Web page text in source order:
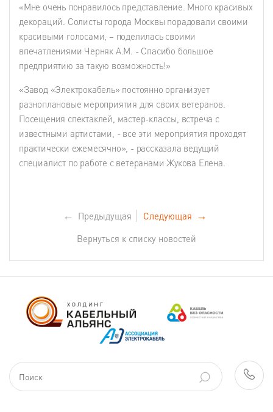
«Мне очень понравилось представление. Много красивых
декораций. Солисты города Москвы порадовали своими
красивыми голосами, – поделилась своими
впечатлениями Черняк А.М. - Спасибо большое
предприятию за такую возможность!»
«Завод «Электрокабель» постоянно организует
разноплановые мероприятия для своих ветеранов.
Посещения спектаклей, мастер-классы, встреча с
известными артистами, - все эти мероприятия проходят
практически ежемесячно», - рассказала ведущий
специалист по работе с ветеранами Жукова Елена.
← Предыдущая Следующая →
Вернуться к списку новостей